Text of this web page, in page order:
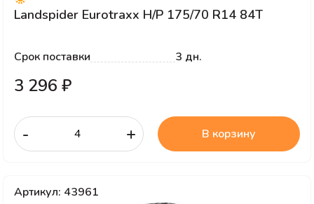
Landspider Eurotraxx H/P 175/70 R14 84T
Срок поставки 3 дн.
3 296 ₽
- + В корзину
Артикул: 43961